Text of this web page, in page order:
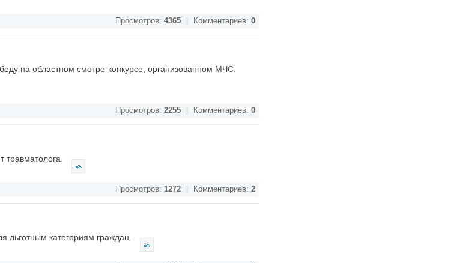
Просмотров: 4365 Комментариев: 0
на областном смотре-конкурсе, организованном МЧС.
Просмотров: 2255 Комментариев: 0
травматолога.
Просмотров: 1272 Комментариев: 2
льготным категориям граждан.